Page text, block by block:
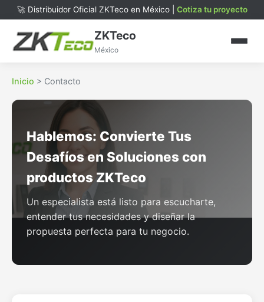
🚀 Distribuidor Oficial ZKTeco en México | Cotiza tu proyecto
ZKTeco
México
Inicio > Contacto
Hablemos: Convierte Tus
Desafíos en Soluciones con
productos ZKTeco
Un especialista está listo para escucharte,
entender tus necesidades y diseñar la
propuesta perfecta para tu negocio.